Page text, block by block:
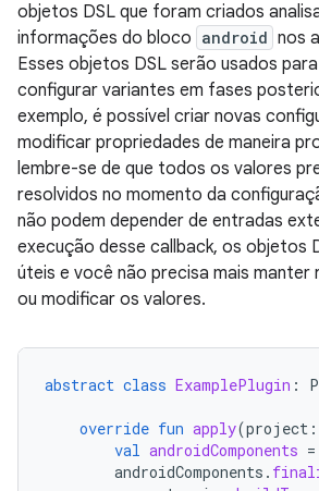
objetos DSL que foram criados
informações do bloco android nos
Esses objetos DSL serão usados
configurar variantes em fases
exemplo, é possível criar novas
modificar propriedades de maneira
lembre-se de que todos os valores
resolvidos no momento da
não podem depender de entradas
execução desse callback, os objetos
úteis e você não precisa mais manter
ou modificar os valores.
abstract class ExamplePlugin :
override fun apply(project :
val androidComponents =
androidComponents .